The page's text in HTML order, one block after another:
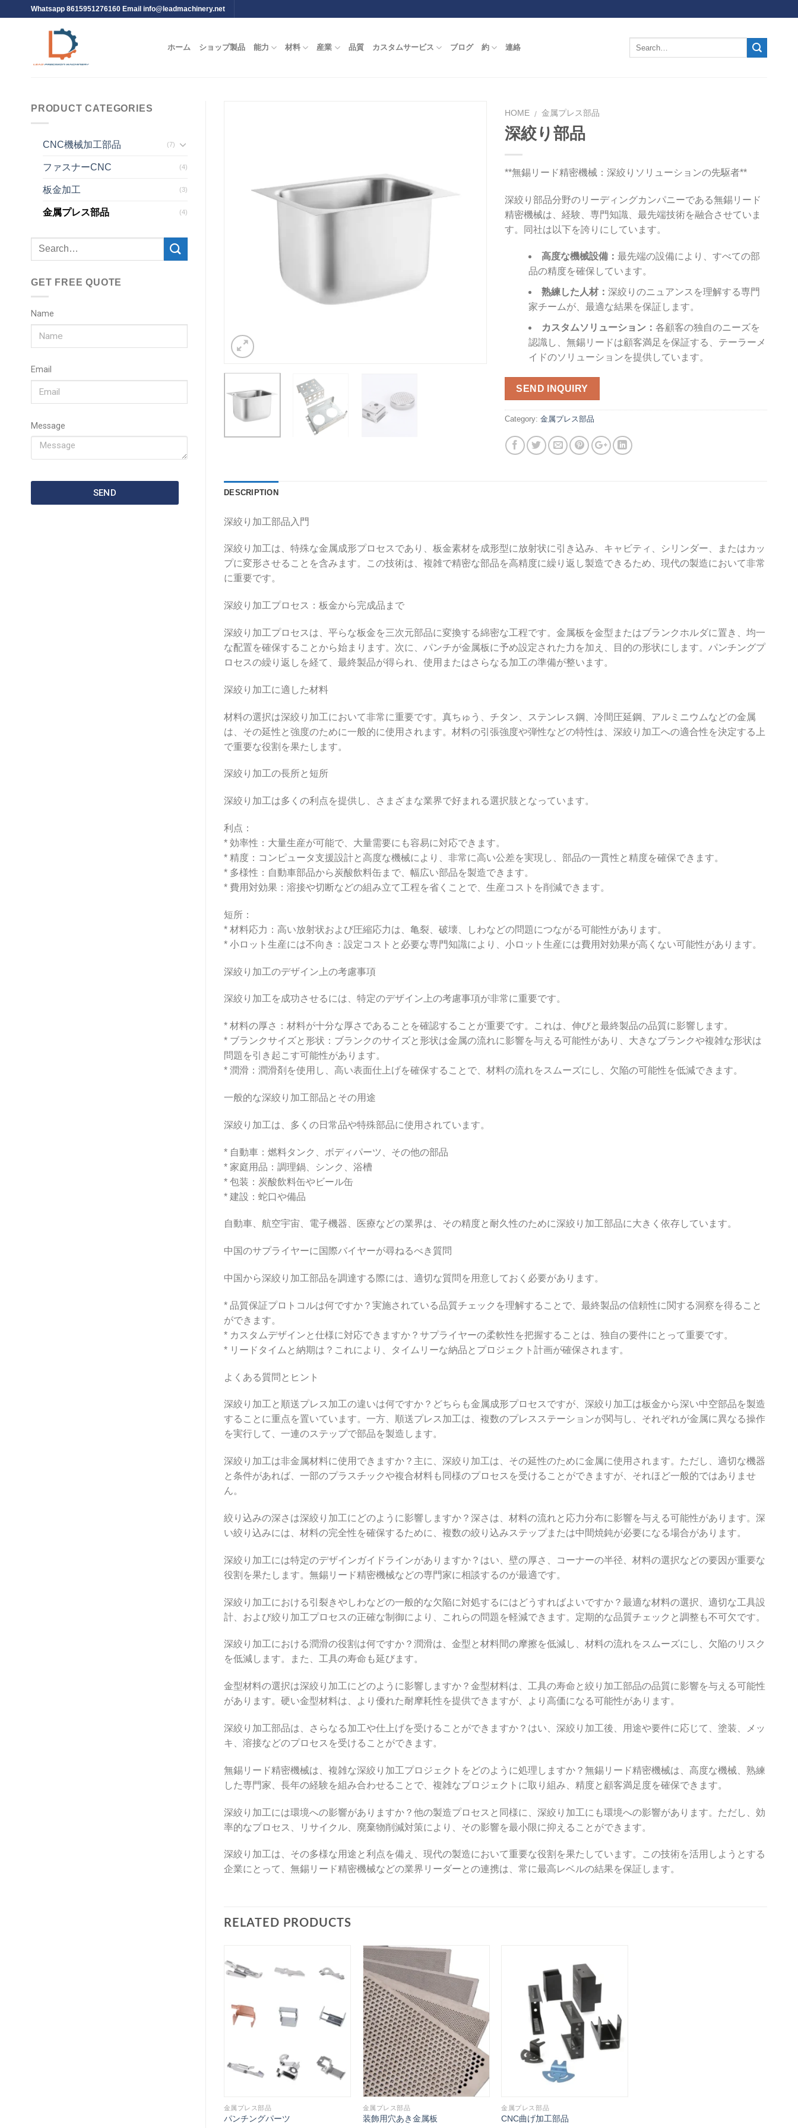
Whatsapp 8615951276160 Email info@leadmachinery.net
ホーム ショップ製品 能力 材料 産業 品質 カスタムサービス ブログ 約 連絡
HOME / 金属プレス部品
深絞り部品
**無錫リード精密機械：深絞りソリューションの先駆者**
深絞り部品分野のリーディングカンパニーである無錫リード
精密機械は、経験、専門知識、最先端技術を融合させていま
す。同社は以下を誇りにしています。
高度な機械設備：最先端の設備により、すべての部
品の精度を確保しています。
熟練した人材：深絞りのニュアンスを理解する専門
家チームが、最適な結果を保証します。
カスタムソリューション：各顧客の独自のニーズを
認識し、無錫リードは顧客満足を保証する、テーラーメ
イドのソリューションを提供しています。
SEND INQUIRY
Category: 金属プレス部品
DESCRIPTION
深絞り加工部品入門
深絞り加工は、特殊な金属成形プロセスであり、板金素材を成形型に放射状に引き込み、キャビティ、シリンダー、またはカッ
プに変形させることを含みます。この技術は、複雑で精密な部品を高精度に繰り返し製造できるため、現代の製造において非常
に重要です。
深絞り加工プロセス：板金から完成品まで
深絞り加工プロセスは、平らな板金を三次元部品に変換する綿密な工程です。金属板を金型またはブランクホルダに置き、均一
な配置を確保することから始まります。次に、パンチが金属板に予め設定された力を加え、目的の形状にします。パンチングプ
ロセスの繰り返しを経て、最終製品が得られ、使用またはさらなる加工の準備が整います。
深絞り加工に適した材料
材料の選択は深絞り加工において非常に重要です。真ちゅう、チタン、ステンレス鋼、冷間圧延鋼、アルミニウムなどの金属
は、その延性と強度のために一般的に使用されます。材料の引張強度や弾性などの特性は、深絞り加工への適合性を決定する上
で重要な役割を果たします。
深絞り加工の長所と短所
深絞り加工は多くの利点を提供し、さまざまな業界で好まれる選択肢となっています。
利点：
* 効率性：大量生産が可能で、大量需要にも容易に対応できます。
* 精度：コンピュータ支援設計と高度な機械により、非常に高い公差を実現し、部品の一貫性と精度を確保できます。
* 多様性：自動車部品から炭酸飲料缶まで、幅広い部品を製造できます。
* 費用対効果：溶接や切断などの組み立て工程を省くことで、生産コストを削減できます。
短所：
* 材料応力：高い放射状および圧縮応力は、亀裂、破壊、しわなどの問題につながる可能性があります。
* 小ロット生産には不向き：設定コストと必要な専門知識により、小ロット生産には費用対効果が高くない可能性があります。
深絞り加工のデザイン上の考慮事項
深絞り加工を成功させるには、特定のデザイン上の考慮事項が非常に重要です。
* 材料の厚さ：材料が十分な厚さであることを確認することが重要です。これは、伸びと最終製品の品質に影響します。
* ブランクサイズと形状：ブランクのサイズと形状は金属の流れに影響を与える可能性があり、大きなブランクや複雑な形状は
問題を引き起こす可能性があります。
* 潤滑：潤滑剤を使用し、高い表面仕上げを確保することで、材料の流れをスムーズにし、欠陥の可能性を低減できます。
一般的な深絞り加工部品とその用途
深絞り加工は、多くの日常品や特殊部品に使用されています。
* 自動車：燃料タンク、ボディパーツ、その他の部品
* 家庭用品：調理鍋、シンク、浴槽
* 包装：炭酸飲料缶やビール缶
* 建設：蛇口や備品
自動車、航空宇宙、電子機器、医療などの業界は、その精度と耐久性のために深絞り加工部品に大きく依存しています。
中国のサプライヤーに国際バイヤーが尋ねるべき質問
中国から深絞り加工部品を調達する際には、適切な質問を用意しておく必要があります。
* 品質保証プロトコルは何ですか？実施されている品質チェックを理解することで、最終製品の信頼性に関する洞察を得ること
ができます。
* カスタムデザインと仕様に対応できますか？サプライヤーの柔軟性を把握することは、独自の要件にとって重要です。
* リードタイムと納期は？これにより、タイムリーな納品とプロジェクト計画が確保されます。
よくある質問とヒント
深絞り加工と順送プレス加工の違いは何ですか？どちらも金属成形プロセスですが、深絞り加工は板金から深い中空部品を製造
することに重点を置いています。一方、順送プレス加工は、複数のプレスステーションが関与し、それぞれが金属に異なる操作
を実行して、一連のステップで部品を製造します。
深絞り加工は非金属材料に使用できますか？主に、深絞り加工は、その延性のために金属に使用されます。ただし、適切な機器
と条件があれば、一部のプラスチックや複合材料も同様のプロセスを受けることができますが、それほど一般的ではありませ
ん。
絞り込みの深さは深絞り加工にどのように影響しますか？深さは、材料の流れと応力分布に影響を与える可能性があります。深
い絞り込みには、材料の完全性を確保するために、複数の絞り込みステップまたは中間焼鈍が必要になる場合があります。
深絞り加工には特定のデザインガイドラインがありますか？はい、壁の厚さ、コーナーの半径、材料の選択などの要因が重要な
役割を果たします。無錫リード精密機械などの専門家に相談するのが最適です。
深絞り加工における引裂きやしわなどの一般的な欠陥に対処するにはどうすればよいですか？最適な材料の選択、適切な工具設
計、および絞り加工プロセスの正確な制御により、これらの問題を軽減できます。定期的な品質チェックと調整も不可欠です。
深絞り加工における潤滑の役割は何ですか？潤滑は、金型と材料間の摩擦を低減し、材料の流れをスムーズにし、欠陥のリスク
を低減します。また、工具の寿命も延びます。
金型材料の選択は深絞り加工にどのように影響しますか？金型材料は、工具の寿命と絞り加工部品の品質に影響を与える可能性
があります。硬い金型材料は、より優れた耐摩耗性を提供できますが、より高価になる可能性があります。
深絞り加工部品は、さらなる加工や仕上げを受けることができますか？はい、深絞り加工後、用途や要件に応じて、塗装、メッ
キ、溶接などのプロセスを受けることができます。
無錫リード精密機械は、複雑な深絞り加工プロジェクトをどのように処理しますか？無錫リード精密機械は、高度な機械、熟練
した専門家、長年の経験を組み合わせることで、複雑なプロジェクトに取り組み、精度と顧客満足度を確保できます。
深絞り加工には環境への影響がありますか？他の製造プロセスと同様に、深絞り加工にも環境への影響があります。ただし、効
率的なプロセス、リサイクル、廃棄物削減対策により、その影響を最小限に抑えることができます。
深絞り加工は、その多様な用途と利点を備え、現代の製造において重要な役割を果たしています。この技術を活用しようとする
企業にとって、無錫リード精密機械などの業界リーダーとの連携は、常に最高レベルの結果を保証します。
RELATED PRODUCTS
金属プレス部品
パンチングパーツ
金属プレス部品
装飾用穴あき金属板
金属プレス部品
CNC曲げ加工部品
PRODUCT CATEGORIES
CNC機械加工部品 (7)
ファスナーCNC (4)
板金加工 (3)
金属プレス部品 (4)
GET FREE QUOTE
Name
Email
Message
SEND